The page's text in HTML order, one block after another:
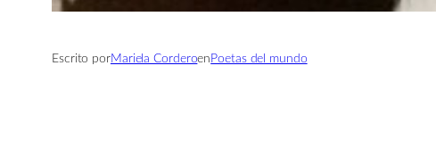
Escrito porMariela Corderoen Poetas del mundo